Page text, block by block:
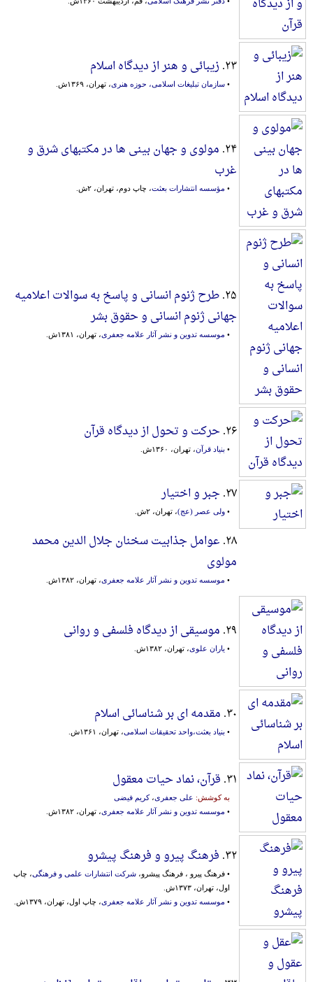
۲۳. زیبائی و هنر از دیدگاه اسلام
• سازمان تبلیغات اسلامی، حوزه هنری، تهران، ۱۳۶۹ش.
۲۴. مولوی و جهان بینی ها در مکتبهای شرق و
غرب
• مؤسسه انتشارات بعثت، چاپ دوم، تهران، ۲ش.
۲۵. طرح ژنوم انسانی و پاسخ به سوالات اعلامیه
جهانی ژنوم انسانی و حقوق بشر
• موسسه تدوین و نشر آثار علامه جعفری، تهران، ۱۳۸۱ش.
۲۶. حرکت و تحول از دیدگاه قرآن
• بنیاد قرآن، تهران، ۱۳۶۰ش.
۲۷. جبر و اختیار
• ولی عصر (عج)، تهران، ۲ش.
۲۸. عوامل جذابیت سخنان جلال الدین محمد
مولوی
• موسسه تدوین و نشر آثار علامه جعفری، تهران، ۱۳۸۲ش.
۲۹. موسیقی از دیدگاه فلسفی و روانی
• یاران علوی، تهران، ۱۳۸۲ش.
۳۰. مقدمه ای بر شناسائی اسلام
• بنیاد بعثت،و‌احد تحقیقات‌ ‌اسلامی‌، تهران، ۱۳۶۱ش.
۳۱. قرآن، نماد حیات معقول
به کوشش: علی جعفری،کریم فیضی
• موسسه تدوین و نشر آثار علامه جعفری، تهران، ۱۳۸۲ش.
۳۲. فرهنگ پیرو و فرهنگ پیشرو
• فرهنگ پیرو ، فرهنگ پیشرو، شرکت انتشارات علمی و فرهنگی، چاپ
اول، تهران، ۱۳۷۳ش.
• موسسه تدوین و نشر آثار علامه جعفری، چاپ اول، تهران، ۱۳۷۹ش.